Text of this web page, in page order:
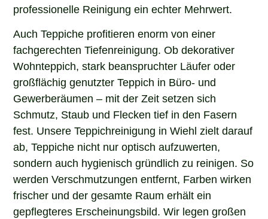
professionelle Reinigung ein echter Mehrwert.
Auch Teppiche profitieren enorm von einer
fachgerechten Tiefenreinigung. Ob dekorativer
Wohnteppich, stark beanspruchter Läufer oder
großflächig genutzter Teppich in Büro- und
Gewerberäumen – mit der Zeit setzen sich
Schmutz, Staub und Flecken tief in den Fasern
fest. Unsere Teppichreinigung in Wiehl zielt darauf
ab, Teppiche nicht nur optisch aufzuwerten,
sondern auch hygienisch gründlich zu reinigen. So
werden Verschmutzungen entfernt, Farben wirken
frischer und der gesamte Raum erhält ein
gepflegteres Erscheinungsbild. Wir legen großen